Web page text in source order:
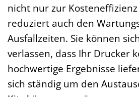
nicht nur zur
reduziert auch den
Ausfallzeiten. Sie können
verlassen, dass Ihr Drucker
hochwertige Ergebnisse
sich ständig um den